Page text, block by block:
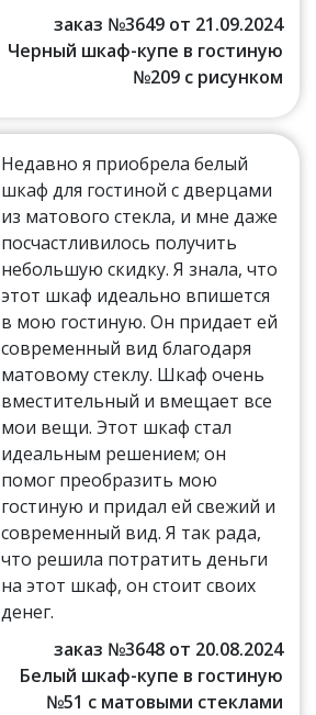
заказ №3649 от 21.09.2024
Черный шкаф-купе в гостиную
№209 с рисунком
Недавно я приобрела белый
шкаф для гостиной с дверцами
из матового стекла, и мне даже
посчастливилось получить
небольшую скидку. Я знала, что
этот шкаф идеально впишется
в мою гостиную. Он придает ей
современный вид благодаря
матовому стеклу. Шкаф очень
вместительный и вмещает все
мои вещи. Этот шкаф стал
идеальным решением; он
помог преобразить мою
гостиную и придал ей свежий и
современный вид. Я так рада,
что решила потратить деньги
на этот шкаф, он стоит своих
денег.
заказ №3648 от 20.08.2024
Белый шкаф-купе в гостиную
№51 с матовыми стеклами